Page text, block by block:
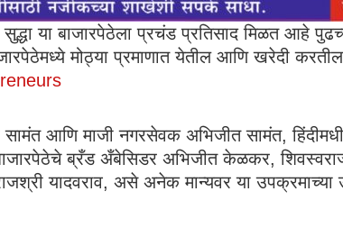
या बाजारपेठेला प्रचंड प्रतिसाद मिळत आहे
मोठ्या प्रमाणात येतील आणि खरेदी
सामंत आणि माजी नगरसेवक अभिजीत सामंत,
ब्रँड अँबेसिडर अभिजीत केळकर,
यादवराव, असे अनेक मान्यवर या उपक्रमाच्या